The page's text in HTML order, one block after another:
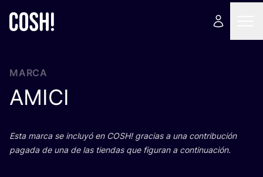
MARCA
AMICI
Esta mar­ca se inclu­yó en COSH! gra­cias a una con­tri­bu­ción
paga­da de una de las tien­das que figu­ran a continuación.